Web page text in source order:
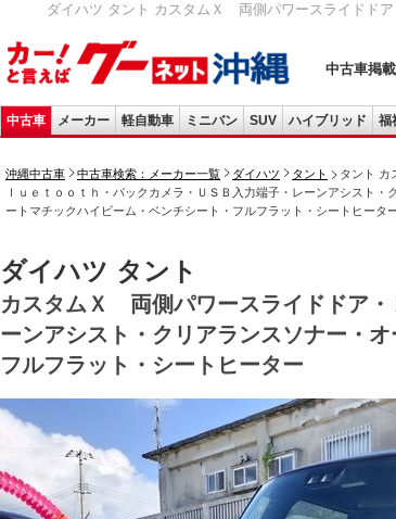
ダイハツ タント カスタムＸ 両側パワースライドド
中古車掲載
中古車 メーカー 軽自動車 ミニバン SUV ハイブリッド 福
沖縄中古車 中古車検索：メーカー一覧 ダイハツ タント
タント カ
ｌｕｅｔｏｏｔｈ・バックカメラ・ＵＳＢ入力端子・レーンアシスト・
ートマチックハイビーム・ベンチシート・フルフラット・シートヒータ
ダイハツ タント
カスタムＸ 両側パワースライドドア・
ーンアシスト・クリアランスソナー・
フルフラット・シートヒーター